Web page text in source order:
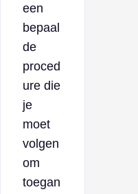
een
bepaal
de
proced
ure die
je
moet
volgen
om
toegan